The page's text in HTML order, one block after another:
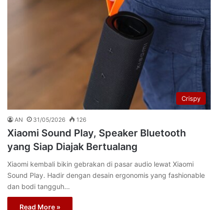
Crispy
AN 31/05/2026 126
Xiaomi Sound Play, Speaker Bluetooth
yang Siap Diajak Bertualang
Xiaomi kembali bikin gebrakan di pasar audio lewat Xiaomi
Sound Play. Hadir dengan desain ergonomis yang fashionable
dan bodi tangguh…
Read More »